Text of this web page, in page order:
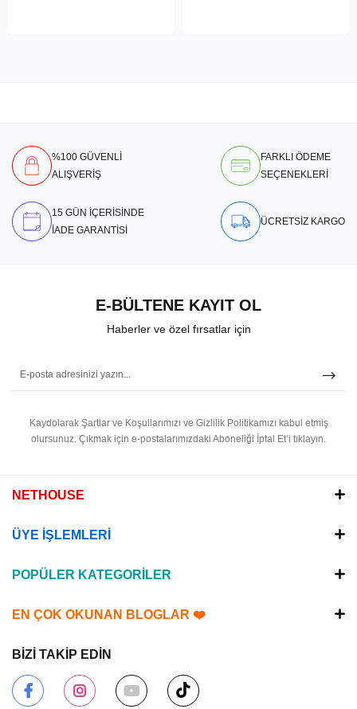
%100 GÜVENLİ
ALIŞVERİŞ
FARKLI ÖDEME
SEÇENEKLERİ
15 GÜN İÇERİSİNDE
İADE GARANTİSİ
ÜCRETSİZ KARGO
E-BÜLTENE KAYIT OL
Haberler ve özel fırsatlar için
Kaydolarak Şartlar ve Koşullarımızı ve Gizlilik Politikamızı kabul etmiş
olursunuz. Çıkmak için e-postalarımızdaki Aboneliği İptal Et’i tıklayın.
NETHOUSE
ÜYE İŞLEMLERİ
POPÜLER KATEGORİLER
EN ÇOK OKUNAN BLOGLAR ❤️
BİZİ TAKİP EDİN